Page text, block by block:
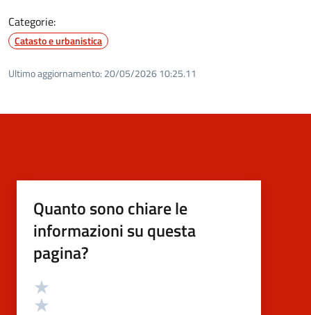
Categorie:
Catasto e urbanistica
Ultimo aggiornamento: 20/05/2026 10:25.11
Quanto sono chiare le
informazioni su questa
pagina?
Valutazione